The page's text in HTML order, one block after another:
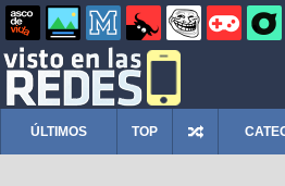
ÚLTIMOS TOP